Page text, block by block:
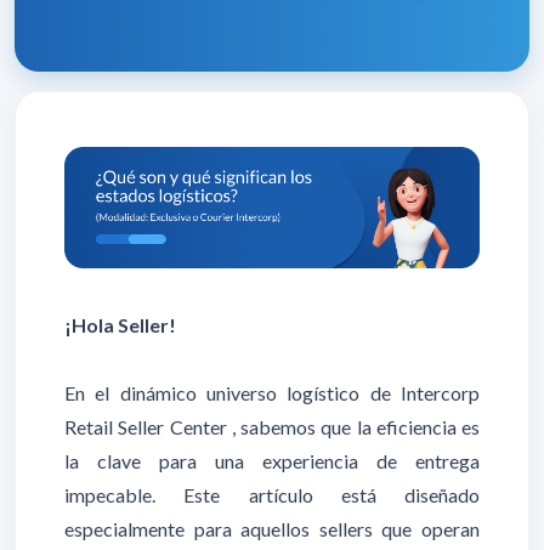
¡Hola Seller!
En el dinámico universo logístico de Intercorp
Retail Seller Center , sabemos que la eficiencia es
la clave para una experiencia de entrega
impecable. Este artículo está diseñado
especialmente para aquellos sellers que operan